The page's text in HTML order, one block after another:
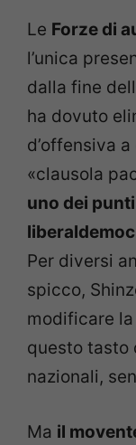
Le Forze di
l’unica
dalla fine
ha dovuto
d’offensiva
«clausola
uno dei
Per diversi
spicco,
modificare
questo tasto
nazionali,
Ma il